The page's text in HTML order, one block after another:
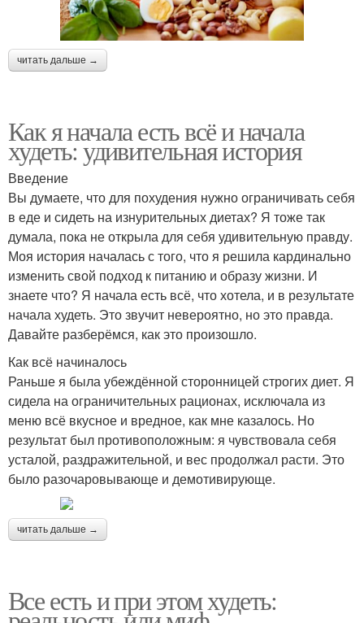
читать дальше →
Как я начала есть всё и начала
худеть: удивительная история
Введение
Вы думаете, что для похудения нужно ограничивать себя
в еде и сидеть на изнурительных диетах? Я тоже так
думала, пока не открыла для себя удивительную правду.
Моя история началась с того, что я решила кардинально
изменить свой подход к питанию и образу жизни. И
знаете что? Я начала есть всё, что хотела, и в результате
начала худеть. Это звучит невероятно, но это правда.
Давайте разберёмся, как это произошло.
Как всё начиналось
Раньше я была убеждённой сторонницей строгих диет. Я
сидела на ограничительных рационах, исключала из
меню всё вкусное и вредное, как мне казалось. Но
результат был противоположным: я чувствовала себя
усталой, раздражительной, и вес продолжал расти. Это
было разочаровывающе и демотивирующе.
читать дальше →
Все есть и при этом худеть: